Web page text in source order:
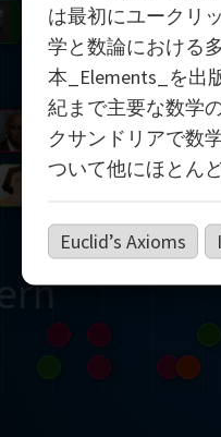
Easley
Penrose
Serre
Mandelbrot
Robinson
Blackwell
Gardner
は最初にユークリ
学と数論における
本_Elements_を出
紀まで主要な数学
クサンドリアで数
ついて他にほとん
Euclid’s Axioms